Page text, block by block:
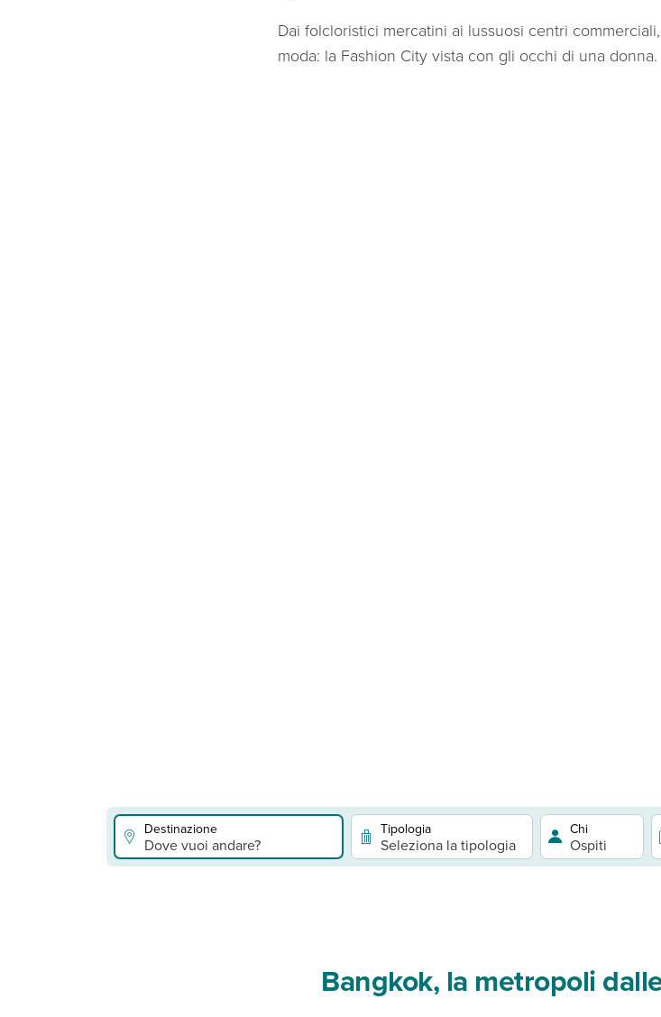
Dai folcloristici mercatini ai lussuosi centri
moda: la Fashion City vista con gli occhi di una donna.
Destinazione
Dove vuoi andare?
Tipologia
Seleziona la tipologia
Chi
Ospiti
Bangkok, la metropoli